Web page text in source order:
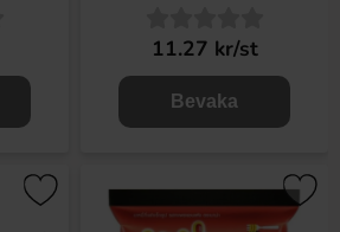
11.27 kr/st
Bevaka